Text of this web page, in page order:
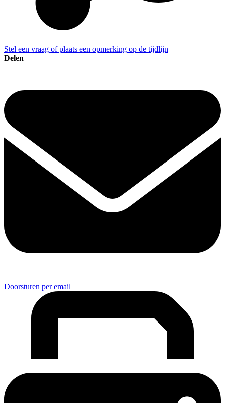
Stel een vraag of plaats een opmerking op de tijdlijn
Delen
Doorsturen per email